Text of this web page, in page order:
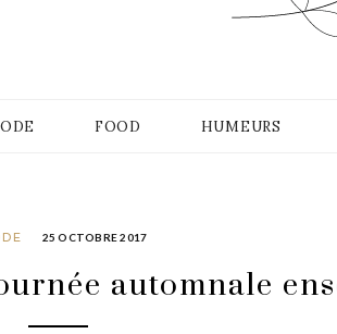
FOOD HUMEURS
25 OCTOBRE 2017
automnale